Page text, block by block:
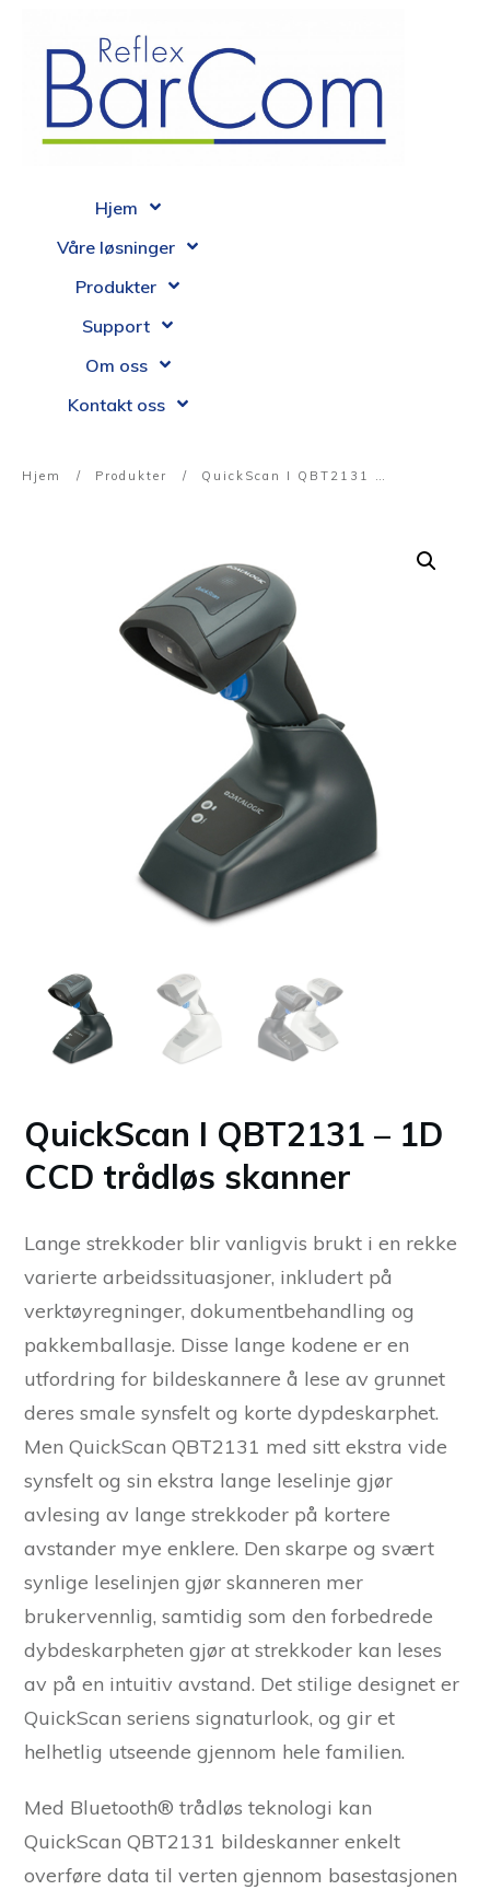
Hjem
Våre løsninger
Produkter
Support
Om oss
Kontakt oss
Hjem / Produkter / QuickScan I QBT2131 – 1D CCD trådløs skanner
QuickScan I QBT2131 – 1D
CCD trådløs skanner
Lange strekkoder blir vanligvis brukt i en rekke
varierte arbeidssituasjoner, inkludert på
verktøyregninger, dokumentbehandling og
pakkemballasje. Disse lange kodene er en
utfordring for bildeskannere å lese av grunnet
deres smale synsfelt og korte dypdeskarphet.
Men QuickScan QBT2131 med sitt ekstra vide
synsfelt og sin ekstra lange leselinje gjør
avlesing av lange strekkoder på kortere
avstander mye enklere. Den skarpe og svært
synlige leselinjen gjør skanneren mer
brukervennlig, samtidig som den forbedrede
dybdeskarpheten gjør at strekkoder kan leses
av på en intuitiv avstand. Det stilige designet er
QuickScan seriens signaturlook, og gir et
helhetlig utseende gjennom hele familien.
Med Bluetooth® trådløs teknologi kan
QuickScan QBT2131 bildeskanner enkelt
overføre data til verten gjennom basestasjonen